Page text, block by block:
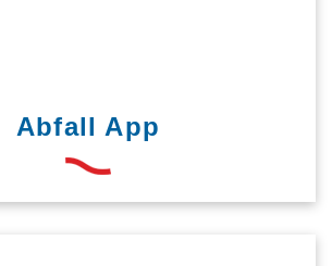
Abfall App